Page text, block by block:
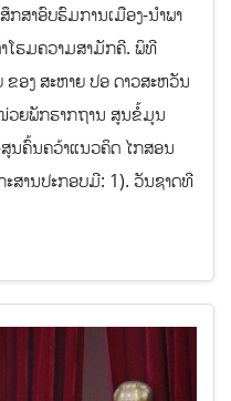
ກສາອົບຮົມການເມືອງ-ນຳພາ
ໂຮມຄວາມສາມັກຄີ. ພິທີ
ຂອງ ສະຫາຍ ປອ ດາວສະຫວັນ
ວຍພັກຮາກຖານ ສູນຂໍ້ມູນ
ນຄົ້ນຄວ້າແນວຄິດ ໄກສອນ
ະສານປະກອບມີ: 1). ວັນຊາດທີ